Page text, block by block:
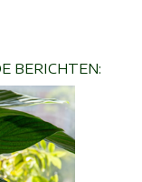
BERICHTEN: